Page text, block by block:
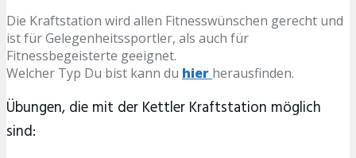
Die Kraftstation wird allen Fitnesswünschen gerecht und
ist für Gelegenheitssportler, als auch für
Fitnessbegeisterte geeignet.
Welcher Typ Du bist kann du hier herausfinden.
Übungen, die mit der Kettler Kraftstation möglich
sind: